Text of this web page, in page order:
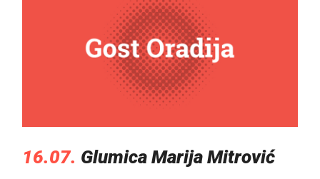
16.07. Glumica Marija Mitrović